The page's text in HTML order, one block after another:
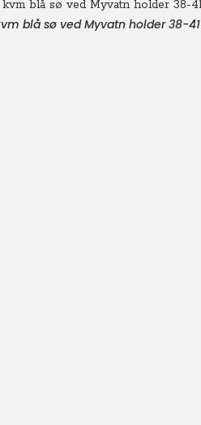
blå sø ved Myvatn holder 38-